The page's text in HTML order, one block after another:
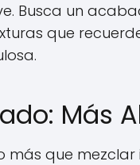
Busca un
que
Más
más que